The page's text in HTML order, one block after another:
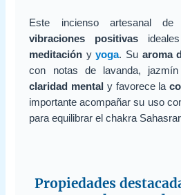
Este incienso artesanal
vibraciones positivas
meditación yyoga. Su aroma
con notas de lavanda,
claridad mental y favorece la
importante acompañar su uso
para equilibrar el chakra
Propiedades